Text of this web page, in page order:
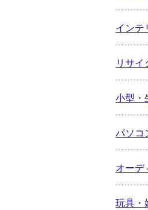
インテ
リサ
小型・
パソコ
オーデ
玩具・